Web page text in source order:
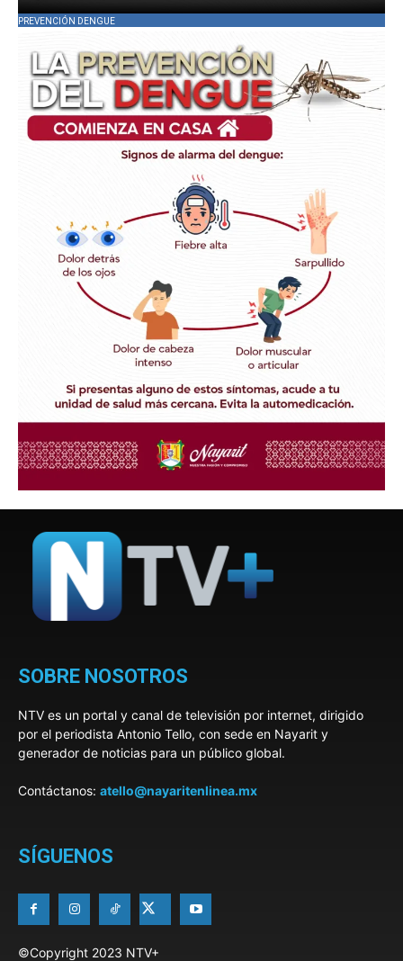
PREVENCIÓN DENGUE
SOBRE NOSOTROS
NTV es un portal y canal de televisión por internet, dirigido
por el periodista Antonio Tello, con sede en Nayarit y
generador de noticias para un público global.
Contáctanos: atello@nayaritenlinea.mx
SÍGUENOS
©Copyright 2023 NTV+